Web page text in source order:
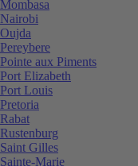
Mombasa
Nairobi
Oujda
Pereybere
Pointe aux Piments
Port Elizabeth
Port Louis
Pretoria
Rabat
Rustenburg
Saint Gilles
Sainte-Marie